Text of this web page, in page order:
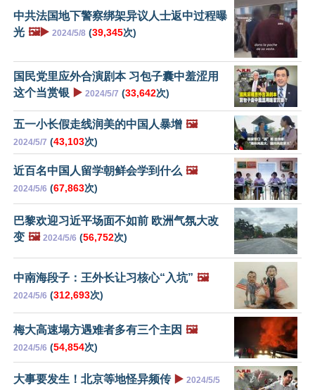
中共法国地下警察绑架异议人士返中过程曝
光 🖼️▶️ 2024/5/8 (39,345次)
国民党里应外合演剧本 习包子囊中羞涩用
这个当赏银 ▶️ 2024/5/7 (33,642次)
五一小长假走线润美的中国人暴增 🖼️
2024/5/7 (43,103次)
近百名中国人留学朝鲜会学到什么 🖼️
2024/5/6 (67,863次)
巴黎欢迎习近平场面不如前 欧洲气氛大改
变 🖼️ 2024/5/6 (56,752次)
中南海段子：王外长让习核心“入坑” 🖼️
2024/5/6 (312,693次)
梅大高速塌方遇难者多有三个主因 🖼️
2024/5/6 (54,854次)
大事要发生！北京等地怪异频传 ▶️ 2024/5/5